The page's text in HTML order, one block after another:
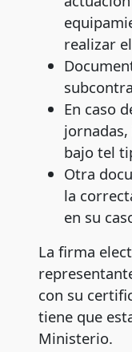
realizar
En caso
bajo tel
Otra
la
en su
La firma
con su
tiene que
Ministerio.